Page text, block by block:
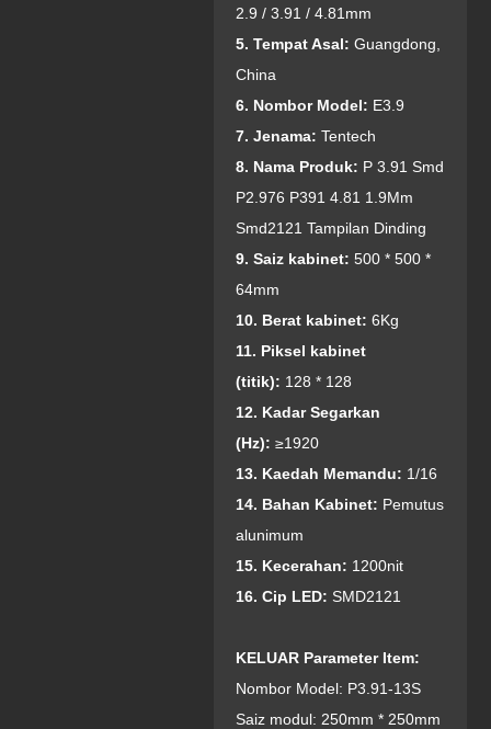
2.9 / 3.91 / 4.81mm
5. Tempat Asal: Guangdong,
China
6. Nombor Model: E3.9
7. Jenama: Tentech
8. Nama Produk: P 3.91 Smd
P2.976 P391 4.81 1.9Mm
Smd2121 Tampilan Dinding
9. Saiz kabinet: 500 * 500 *
64mm
10. Berat kabinet: 6Kg
11. Piksel kabinet
(titik): 128 * 128
12. Kadar Segarkan
(Hz): ≥1920
13. Kaedah Memandu: 1/16
14. Bahan Kabinet: Pemutus
alunimum
15. Kecerahan: 1200nit
16. Cip LED: SMD2121
KELUAR Parameter Item:
Nombor Model: P3.91-13S
Saiz modul: 250mm * 250mm